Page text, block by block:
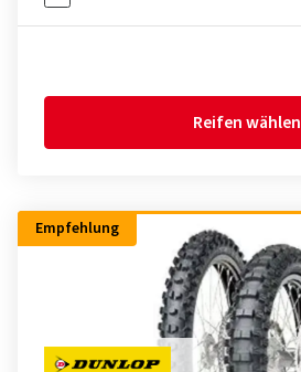
Reifen wählen
Empfehlung